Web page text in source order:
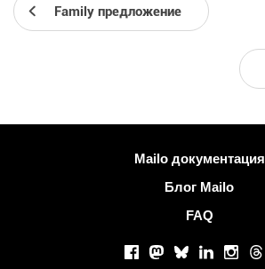
Family предложение
Больше информацииMailo документация
Блог Mailo
FAQ
Facebook
Mastodon
BlueskyLinkedIn